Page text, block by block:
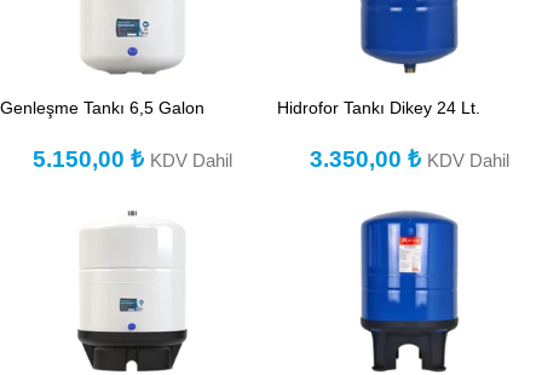
Genleşme Tankı 6,5 Galon
5.150,00 ₺ KDV Dahil
Hidrofor Tankı Dikey 24 Lt.
3.350,00 ₺ KDV Dahil